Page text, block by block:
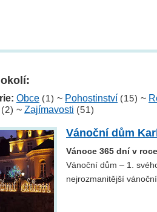
Obce (1) ~ Pohostinství (15) ~
(2) ~ Zajímavosti (51)
Vánoční dům
Vánoce 365 dní v roce
Vánoční dům – 1.
nejrozmanitější